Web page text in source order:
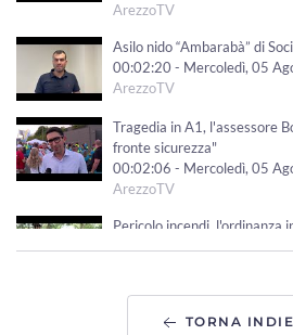
ArezzoTV
Asilo nido “Ambarabà” di
00:02:20 - Mercoledì, 05
ArezzoTV
Tragedia in A1, l'assessore
fronte sicurezza"
00:02:06 - Mercoledì, 05
ArezzoTV
Pericolo incendi, l'ordinanza
Variante via Tiziano.
TORNA